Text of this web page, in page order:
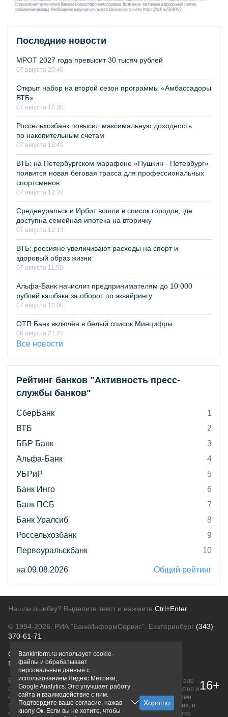
Последние новости
МРОТ 2027 года превысит 30 тысяч рублей
07 августа 20:46
Открыт набор на второй сезон программы «Амбассадоры
ВТБ»
07 августа 16:30
Россельхозбанк повысил максимальную доходность
по накопительным счетам
07 августа 15:40
ВТБ: на Петербургском марафоне «Пушкин - Петербург»
появится новая беговая трасса для профессиональных
спортсменов
07 августа 12:28
Среднеуральск и Ирбит вошли в список городов, где
доступна семейная ипотека на вторичку
07 августа 12:13
ВТБ: россияне увеличивают расходы на спорт и
здоровый образ жизни
07 августа 11:50
Альфа-Банк начислит предпринимателям до 10 000
рублей кэшбэка за оборот по эквайрингу
07 августа 10:00
ОТП Банк включён в белый список Минцифры
06 августа 21:27
Все новости
Рейтинг банков "Активность пресс-
службы банков"
СберБанк
1
ВТБ
2
ББР Банк
3
Альфа-Банк
4
УБРиР
5
Банк Инго
6
Банк ПСБ
7
Банк Уралсиб
8
Россельхозбанк
9
Первоуральскбанк
10
на 09.08.2026 Общий рейтинг
Нашли ошибку? Выделите текст и нажмите Ctrl+Enter
© 1994-2026. РИА "БанкИнформСервис". Екатеринбург (343)
370-61-71
О проектеПолитика конфиденциальности
Правовая информацияДля рекламодателей
Вся информация о продуктах банков, размещенная на портале
bankinform.ru, носит исключительно ознакомительный характер и
не является публичной офертой, определяемой положениями
ГК РФ. Информация не содержит точного и полного описания, и
может быть изменена. Конечные условия уточняйте на сайтах
16+
Bankinform.ru использует cookie-
файлы и обрабатывает
персональные данные с
использованием Яндекс Метрики,
Google Analytics. Это улучшает работу
сайта и взаимодействие с ним.
Подтвердите ваше согласие, нажав
кнопу Ок. Если вы не хотите, чтобы